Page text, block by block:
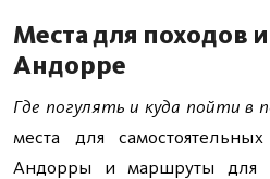
Места для походов
Андорре
Где погулять и куда пойти в
места для
Андорры и маршруты для